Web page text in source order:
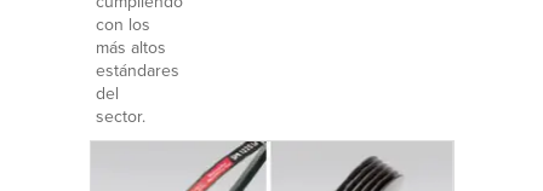
con los
más altos
estándares
del
sector.